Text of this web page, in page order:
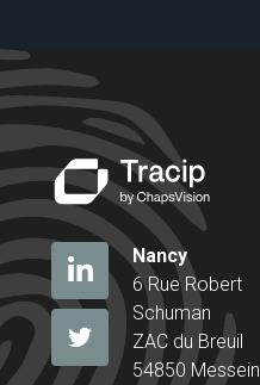
Nancy
6 Rue Robert
Schuman
ZAC du Breuil
54850 Messein